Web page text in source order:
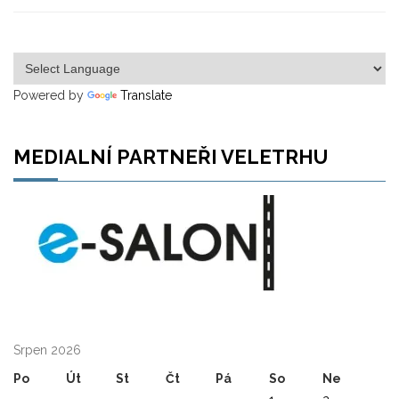
Powered by Translate
MEDIALNÍ PARTNEŘI VELETRHU
Srpen 2026
Po
Út St Čt Pá So
Ne